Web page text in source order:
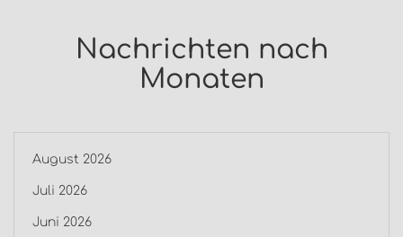
Nachrichten nach
Monaten
August 2026
Juli 2026
Juni 2026